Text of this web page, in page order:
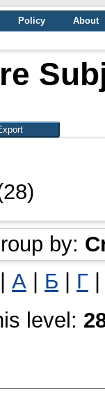
Policy
About
by:
А | Б | Г
level: